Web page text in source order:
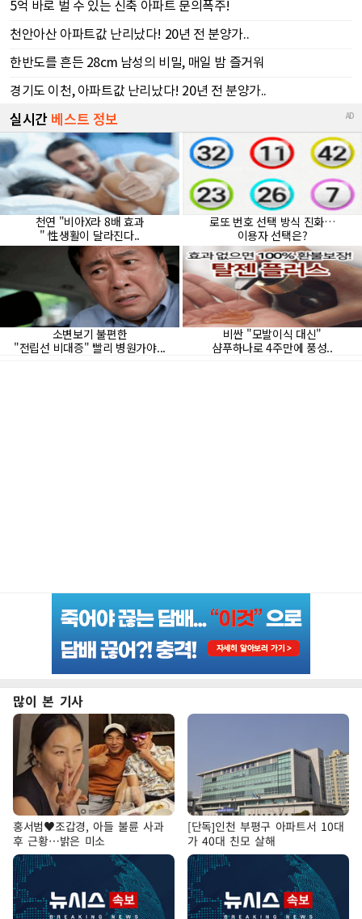
많이 본 기사
홍서범♥조갑경, 아들 불륜 사과
후 근황…밝은 미소
[단독]인천 부평구 아파트서 10대
가 40대 친모 살해